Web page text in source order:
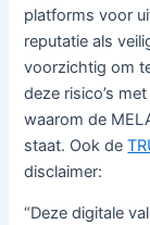
platforms voor
reputatie als
voorzichtig om
deze risico’s
waarom de
staat. Ook de
disclaimer:
“Deze digitale